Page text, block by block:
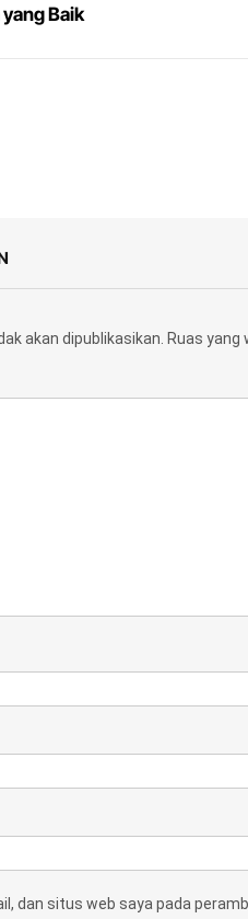
Baik
akan dipublikasikan. Ruas yang
dan situs web saya pada